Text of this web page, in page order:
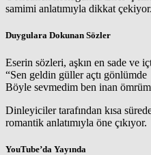
samimi anlatımıyla dikkat çekiyor.
Duygulara Dokunan Sözler
Eserin sözleri, aşkın en sade ve
“Sen geldin güller açtı gönlümde
Böyle sevmedim ben inan
Dinleyiciler tarafından kısa
romantik anlatımıyla öne çıkıyor.
YouTube’da Yayında